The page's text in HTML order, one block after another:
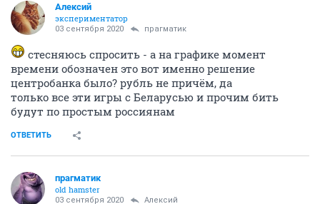
Алексий
экспериментатор
03 сентября 2020 прагматик
стесняюсь спросить - а на графике момент
времени обозначен это вот именно решение
центробанка было? рубль не причём, да
только все эти игры с Беларусью и прочим бить
будут по простым россиянам
ОТВЕТИТЬ
прагматик
old hamster
03 сентября 2020 Алексий